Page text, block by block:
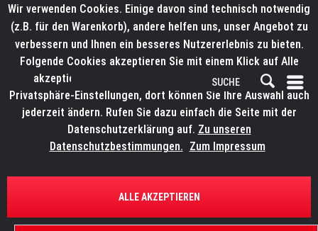
ÜBERSICHT SCHEINWERFER UND KOMPONENTEN
LITECRAFT WashXT
Wir verwenden Cookies. Einige davon sind technisch notwendig
(z.B. für den Warenkorb), andere helfen uns, unser Angebot zu
verbessern und Ihnen ein besseres Nutzererlebnis zu bieten.
Folgende Cookies akzeptieren Sie mit einem Klick auf Alle
akzeptieren. Weitere Informationen finden Sie in den
Privatsphäre-Einstellungen, dort können Sie Ihre Auswahl auch
jederzeit ändern. Rufen Sie dazu einfach die Seite mit der
Datenschutzerklärung auf. Zu unseren
Datenschutzbestimmungen. Zum Impressum
ALLE AKZEPTIEREN